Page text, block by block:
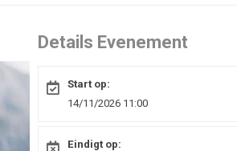
Details Evenement
Start op:
14/11/2026 11:00
Eindigt op: